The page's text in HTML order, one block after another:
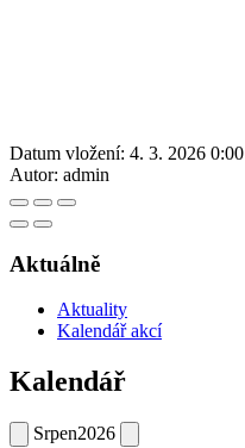
Datum vložení: 4. 3. 2026 0:00
Autor: admin
Aktuálně
Aktuality
Kalendář akcí
Kalendář
Srpen2026